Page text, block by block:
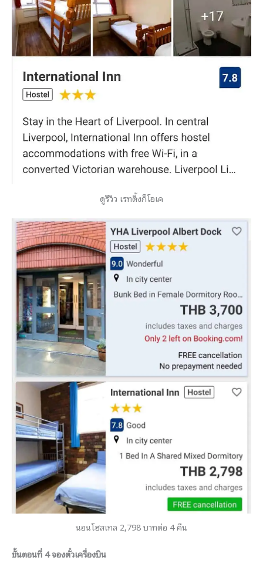
ดูรีวิว เรทติ้งก็โอเค
นอนโฮสเทล 2,798 บาทต่อ 4 คืน
ขั้นตอนที่ 4 จองตั๋วเครื่องบิน